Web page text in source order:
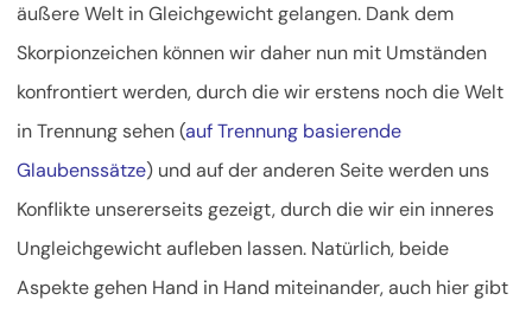
äußere Welt in Gleichgewicht gelangen. Dank dem
Skorpionzeichen können wir daher nun mit Umständen
konfrontiert werden, durch die wir erstens noch die Welt
in Trennung sehen (auf Trennung basierende
Glaubenssätze) und auf der anderen Seite werden uns
Konflikte unsererseits gezeigt, durch die wir ein inneres
Ungleichgewicht aufleben lassen. Natürlich, beide
Aspekte gehen Hand in Hand miteinander, auch hier gibt